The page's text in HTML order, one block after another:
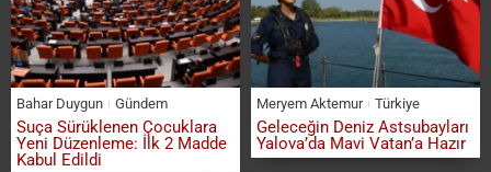
Bahar Duygun Gündem
Suça Sürüklenen Çocuklara
Yeni Düzenleme: İlk 2 Madde
Kabul Edildi
Meryem Aktemur Türkiye
Geleceğin Deniz Astsubayları
Yalova’da Mavi Vatan’a Hazır